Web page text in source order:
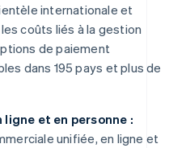
internationale et
coûts liés à la gestion
de paiement
dans 195 pays et plus de
et en personne :
unifiée, en ligne et